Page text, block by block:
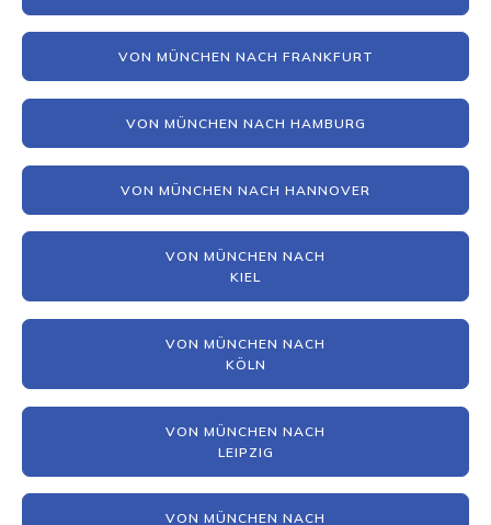
VON MÜNCHEN NACH FRANKFURT
VON MÜNCHEN NACH HAMBURG
VON MÜNCHEN NACH HANNOVER
VON MÜNCHEN NACH
KIEL
VON MÜNCHEN NACH
KÖLN
VON MÜNCHEN NACH
LEIPZIG
VON MÜNCHEN NACH